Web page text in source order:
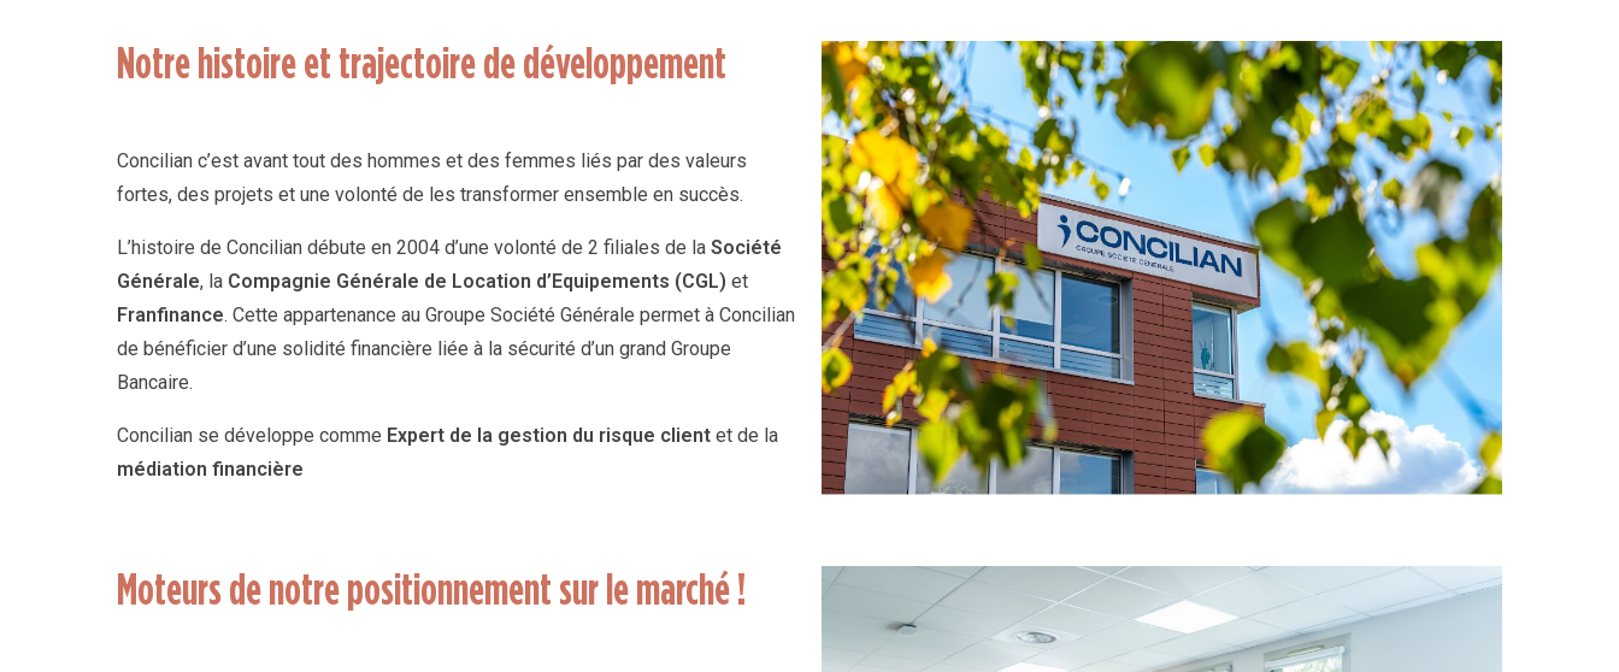
Notre histoire et trajectoire de développement
Concilian c’est avant tout des hommes et des femmes liés par des valeurs
fortes, des projets et une volonté de les transformer ensemble en succès.
L’histoire de Concilian débute en 2004 d’une volonté de 2 filiales de la Société
Générale, la Compagnie Générale de Location d’Equipements (CGL) et
Franfinance. Cette appartenance au Groupe Société Générale permet à Concilian
de bénéficier d’une solidité financière liée à la sécurité d’un grand Groupe
Bancaire.
Concilian se développe comme Expert de la gestion du risque client et de la
médiation financière
Moteurs de notre positionnement sur le marché !